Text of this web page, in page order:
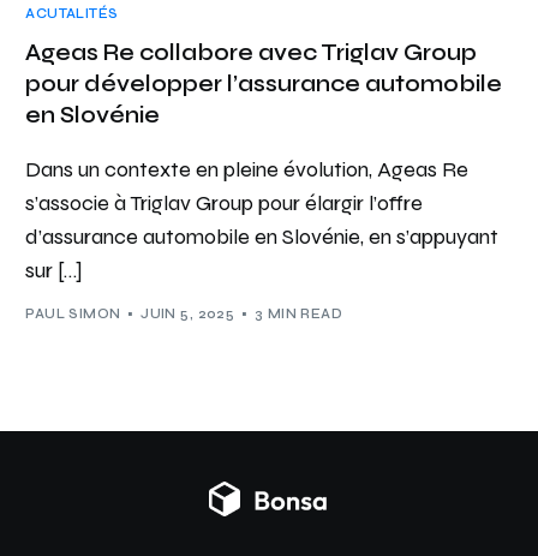
ACUTALITÉS
Ageas Re collabore avec Triglav Group
pour développer l’assurance automobile
en Slovénie
Dans un contexte en pleine évolution, Ageas Re
s’associe à Triglav Group pour élargir l’offre
d’assurance automobile en Slovénie, en s’appuyant
sur […]
PAUL SIMON JUIN 5, 2025 3 MIN READ